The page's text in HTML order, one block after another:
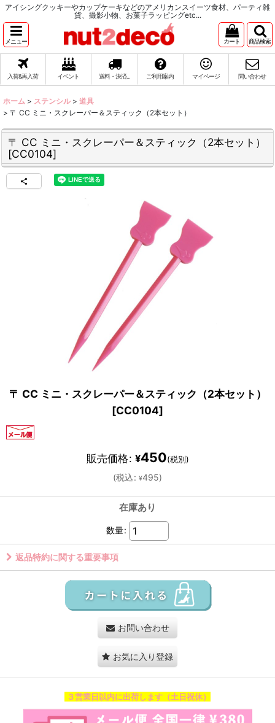
アイシングクッキーやカップケーキなどのアメリカンスイーツ食材、パーティ雑
貨、撮影小物、お菓子ラッピングetc...
メニュー カート 商品検索
入荷&再入荷 イベント 送料・決済... ご利用案内 マイページ 問い合わせ
ホーム > ステンシル > 道具
> 〒 CC ミニ・スクレーパー＆スティック（2本セット）
〒 CC ミニ・スクレーパー＆スティック（2本セット）
[CC0104]
〒 CC ミニ・スクレーパー＆スティック（2本セット）
[CC0104]
販売価格: ¥450(税別)
(税込: ¥495)
在庫あり
数量:
返品特約に関する重要事項
お問い合わせ
お気に入り登録
３営業日以内に出荷します（土日祝休）